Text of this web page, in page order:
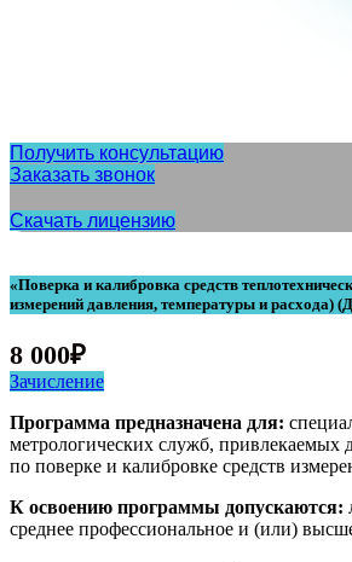
Получить консультацию
Заказать звонок
Скачать лицензию
«Поверка и калибровка средств
измерений давления, температуры и расхода)
8 000₽
Зачисление
Программа предназначена для:
метрологических служб, привлекаемых
по поверке и калибровке средств
К освоению программы допускаются:
среднее профессиональное и (или)